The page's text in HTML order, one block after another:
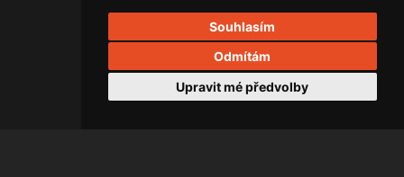
Souhlasím
Odmítám
Upravit mé předvolby
Ostatní
Rozvaděče a kabely
Spotřební materiál
Z75 MISC. (RŮZNÉ) Accessories